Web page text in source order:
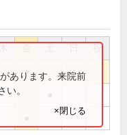
祝
●
あります。来院前
い。
×閉じる